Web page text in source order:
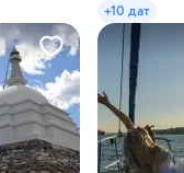
+10 дат